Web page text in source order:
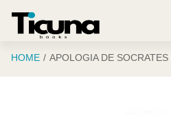
HOME APOLOGIA DE